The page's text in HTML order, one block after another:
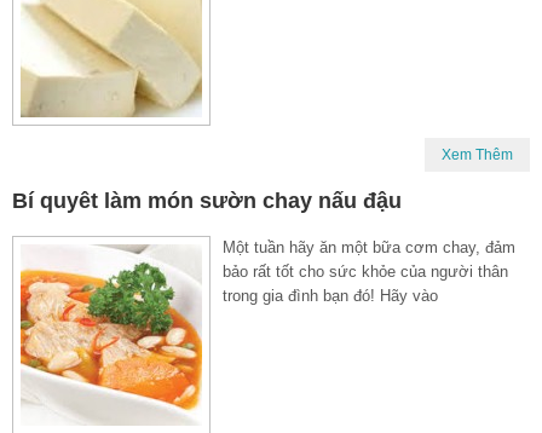
Xem Thêm
Bí quyêt làm món sườn chay nấu đậu
Một tuần hãy ăn một bữa cơm chay, đảm
bảo rất tốt cho sức khỏe của người thân
trong gia đình bạn đó! Hãy vào